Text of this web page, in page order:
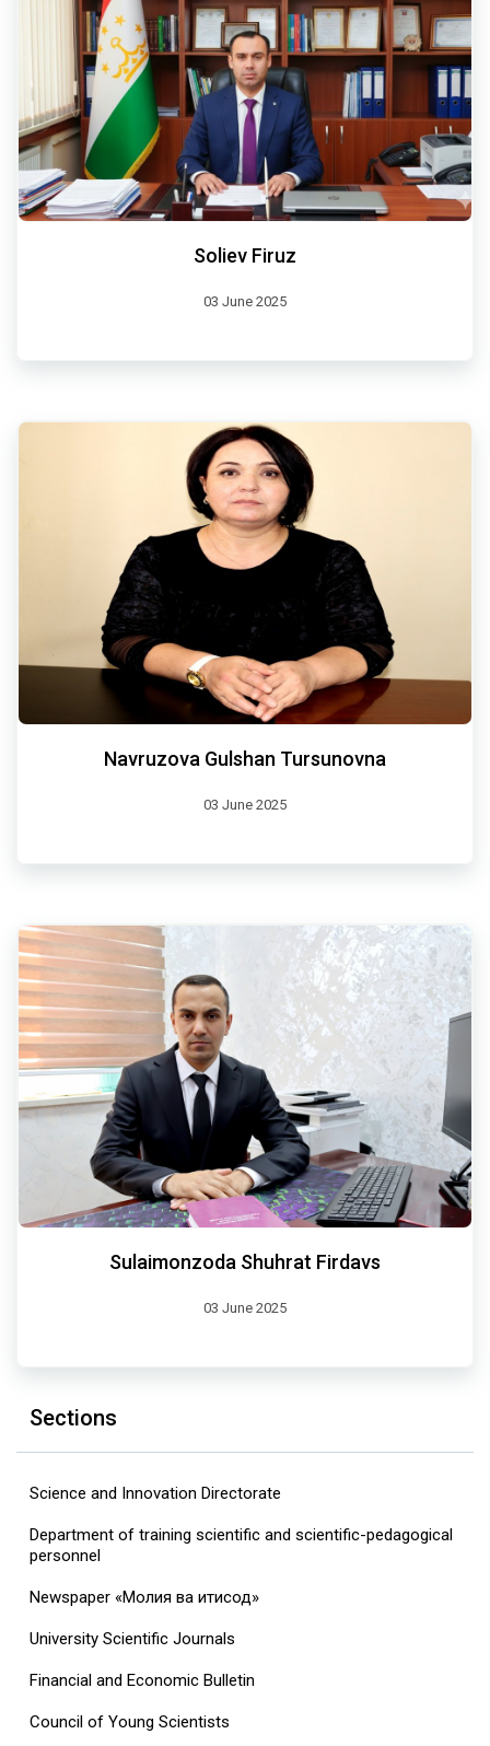
Soliev Firuz
03 June 2025
Navruzova Gulshan Tursunovna
03 June 2025
Sulaimonzoda Shuhrat Firdavs
03 June 2025
Sections
Science and Innovation Directorate
Department of training scientific and scientific-pedagogical
personnel
Newspaper «Молия ва иқтисод»
University Scientific Journals
Financial and Economic Bulletin
Council of Young Scientists